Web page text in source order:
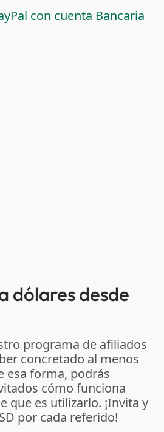
con cuenta Bancaria
dólares desde
programa de afiliados
concretado al menos
esa forma, podrás
cómo funciona
que es utilizarlo. ¡Invita y
por cada referido!